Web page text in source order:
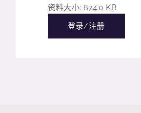
资料大小: 674.0 KB
登录/注册